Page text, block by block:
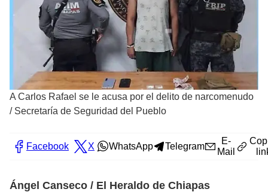
A Carlos Rafael se le acusa por el delito de narcomenudo
/ Secretaría de Seguridad del Pueblo
Facebook X WhatsApp Telegram
E-
Mail
Ángel Canseco / El Heraldo de Chiapas